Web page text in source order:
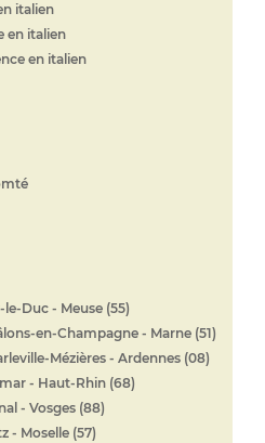
italien
en italien
en italien
Duc - Meuse (55)
en-Champagne - Marne (51)
Mézières - Ardennes (08)
- Haut-Rhin (68)
- Vosges (88)
- Moselle (57)